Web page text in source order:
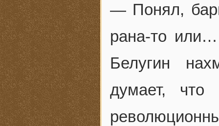
— Понял,
рана-то
Белугин
думает,